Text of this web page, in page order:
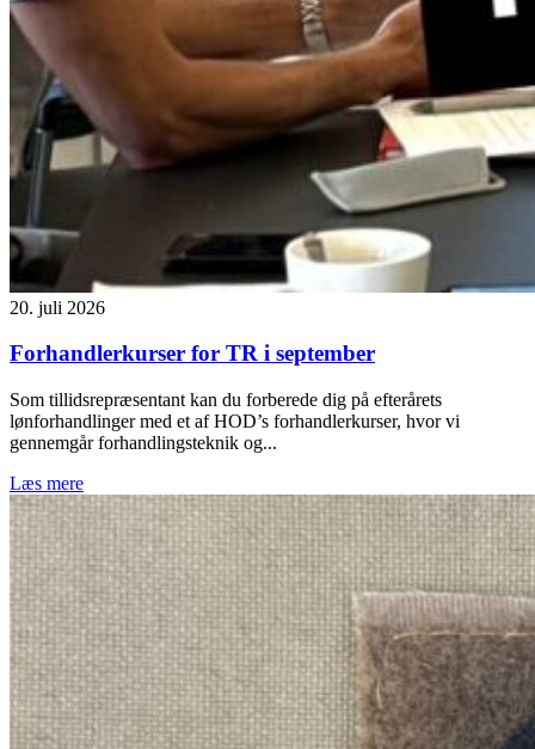
20. juli 2026
Forhandlerkurser for TR i september
Som tillidsrepræsentant kan du forberede dig på efterårets
lønforhandlinger med et af HOD’s forhandlerkurser, hvor vi
gennemgår forhandlingsteknik og...
Læs mere